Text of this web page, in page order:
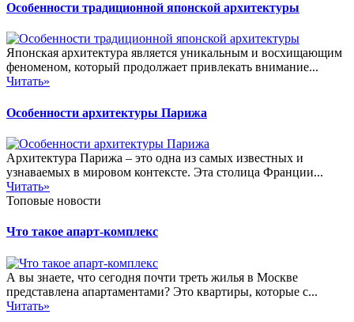
Особенности традиционной японской архитектуры
Японская архитектура является уникальным и восхищающим
феноменом, который продолжает привлекать внимание...
Читать»
Особенности архитектуры Парижа
Архитектура Парижа – это одна из самых известных и
узнаваемых в мировом контексте. Эта столица Франции...
Читать»
Топовые новости
Что такое апарт-комплекс
А вы знаете, что сегодня почти треть жилья в Москве
представлена апартаментами? Это квартиры, которые с...
Читать»